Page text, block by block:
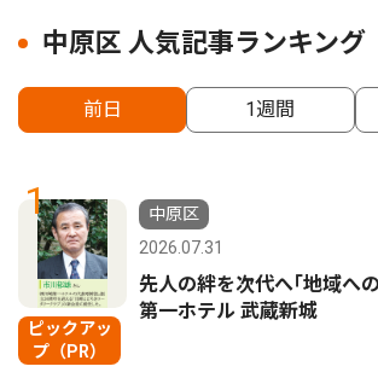
中原区 人気記事ランキング
前日 1週間
1
ピックアッ
プ（PR）
中原区
2026.07.31
先人の絆を次代へ｢地域へ
第一ホテル 武蔵新城